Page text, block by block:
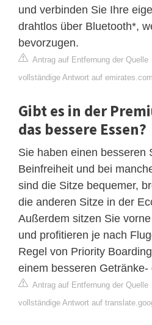
und verbinden Sie Ihre
drahtlos über Bluetooth*,
bevorzugen.
Antrag auf Entfernung der Quelle
vollständige Antwort auf
Gibt es in der
das bessere Essen?
Sie haben einen besseren
Beinfreiheit und bei
sind die Sitze bequemer,
die anderen Sitze in der
Außerdem sitzen Sie
und profitieren je nach
Regel von Priority
einem besseren
Antrag auf Entfernung der Quelle
vollständige Antwort auf